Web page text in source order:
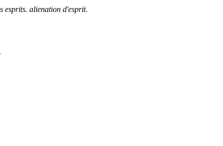
esprits. alienation d'esprit.